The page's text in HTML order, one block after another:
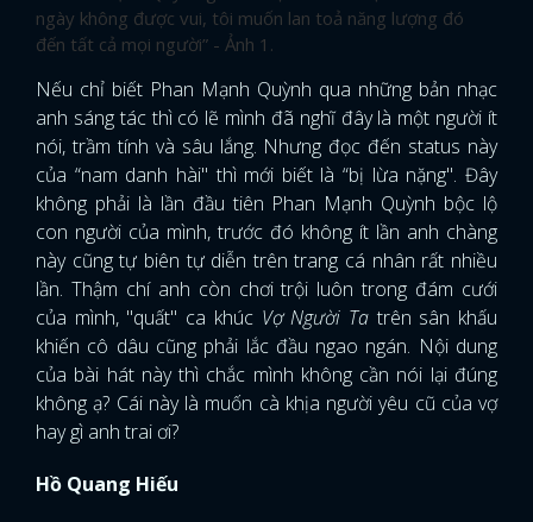
Nếu chỉ biết Phan Mạnh Quỳnh qua những bản nhạc
anh sáng tác thì có lẽ mình đã nghĩ đây là một người ít
nói, trầm tính và sâu lắng. Nhưng đọc đến status này
của “nam danh hài" thì mới biết là “bị lừa nặng". Đây
không phải là lần đầu tiên Phan Mạnh Quỳnh bộc lộ
con người của mình, trước đó không ít lần anh chàng
này cũng tự biên tự diễn trên trang cá nhân rất nhiều
lần. Thậm chí anh còn chơi trội luôn trong đám cưới
của mình, "quất" ca khúc Vợ Người Tatrên sân khấu
khiến cô dâu cũng phải lắc đầu ngao ngán. Nội dung
của bài hát này thì chắc mình không cần nói lại đúng
không ạ? Cái này là muốn cà khịa người yêu cũ của vợ
hay gì anh trai ơi?
Hồ Quang Hiếu